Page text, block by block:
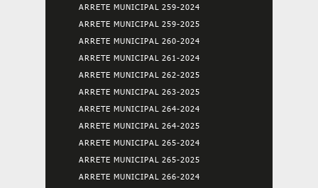
ARRETE MUNICIPAL 259-2024
ARRETE MUNICIPAL 259-2025
ARRETE MUNICIPAL 260-2024
ARRETE MUNICIPAL 261-2024
ARRETE MUNICIPAL 262-2025
ARRETE MUNICIPAL 263-2025
ARRETE MUNICIPAL 264-2024
ARRETE MUNICIPAL 264-2025
ARRETE MUNICIPAL 265-2024
ARRETE MUNICIPAL 265-2025
ARRETE MUNICIPAL 266-2024